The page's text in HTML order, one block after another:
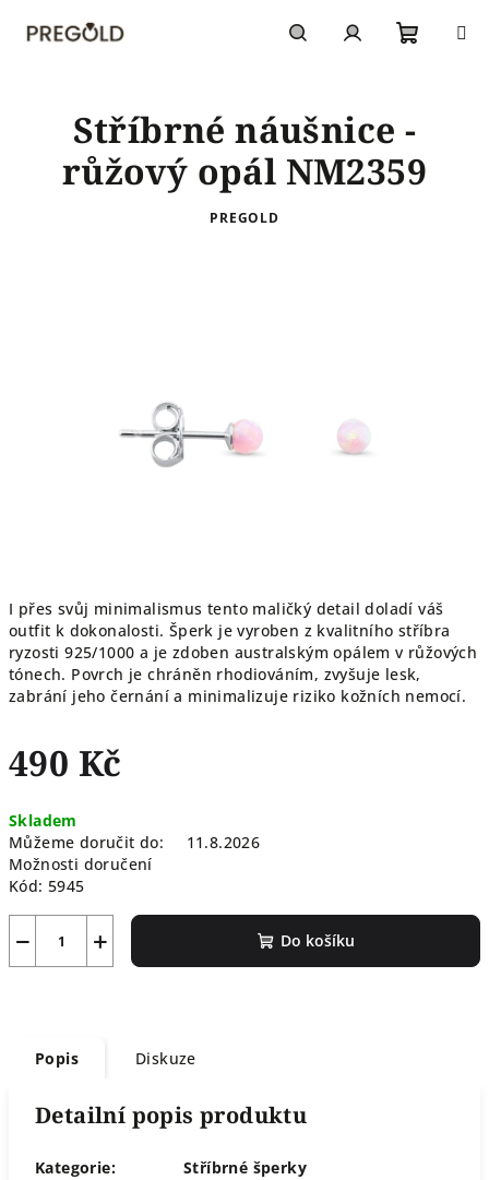
košík
I přes svůj minimalismus tento maličký detail doladí váš
outfit k dokonalosti. Šperk je vyroben z kvalitního stříbra
ryzosti 925/1000 a je zdoben australským opálem v růžových
tónech. Povrch je chráněn rhodiováním, zvyšuje lesk,
zabrání jeho černání a minimalizuje riziko kožních nemocí.
490 Kč
cena:
Skladem
Můžeme doručit do:
11.8.2026
Možnosti doručení
Kód: 5945
+
− Do košíku
Stříbrné náušnice -
růžový opál NM2359
PREGOLD
Popis Diskuze
Detailní popis produktu
Kategorie:
Stříbrné šperky